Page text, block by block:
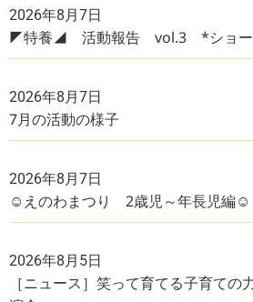
2026年8月7日
◤特養◢ 活動報告 vol.3 *ショー
2026年8月7日
7月の活動の様子
2026年8月7日
☺えのわまつり 2歳児～年長児編☺
2026年8月5日
［ニュース］笑って育てる子育ての